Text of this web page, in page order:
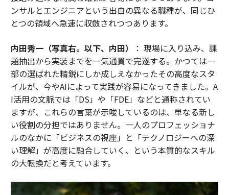
ンサルとエンジニアという出自の異なる職種が、同じひ
とつの領域へ急速に収斂されつつあります。
内田秀一（写真右。以下、内田）
： 現場に入り込み、課
題抽出から実装までを一気通貫で完遂する。かつては一
部の選ばれた精鋭にしか成しえなかったその高度なスタ
イルが、今やAIによって実践が容易になってきました。A
I活用の文脈では「DS」や「FDE」などと通称されてい
ますが、これらの言葉が示唆しているのは、単なる新し
い役割の分担ではありません。一人のプロフェッショナ
ルのなかに「ビジネスの視座」と「テクノロジーへの深
い理解」が高度に融合していく、という本質的なスキル
の大転換だと考えています。